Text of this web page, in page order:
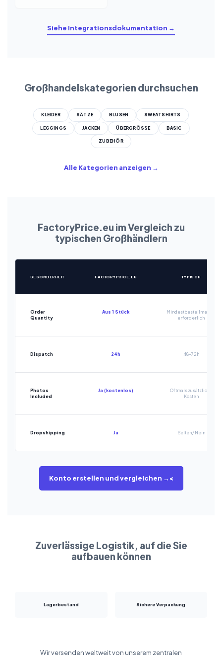
Siehe Integrationsdokumentation →
Großhandelskategorien durchsuchen
KLEIDER SÄTZE BLUSEN SWEATSHIRTS
LEGGINGS JACKEN ÜBERGRÖSSE BASIC
ZUBEHÖR
Alle Kategorien anzeigen →
FactoryPrice.eu im Vergleich zu
typischen Großhändlern
BESONDERHEIT FACTORYPRICE.EU TYPISCH
Order
Quantity
Aus 1 Stück
Mindestbestellmenge
erforderlich
Dispatch 24h 48-72h
Photos
Included
Ja (kostenlos)
Oftmals zusätzliche
Kosten
Dropshipping Ja Selten / Nein
Konto erstellen und vergleichen →<
Zuverlässige Logistik, auf die Sie
aufbauen können
Lagerbestand Sichere Verpackung
Wir versenden weltweit von unserem zentralen